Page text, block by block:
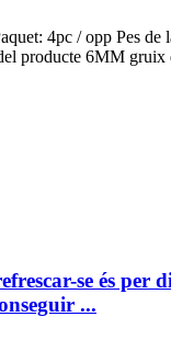
4pc / opp Pes de
producte 6MM gruix
se és per
...